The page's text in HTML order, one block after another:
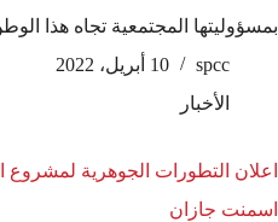
بمسؤوليتها المجتمعية تجاه هذا
spcc
10 أبريل، 2022
الأخبار
اعلان التطورات الجوهرية لمشروع
اسمنت جازان